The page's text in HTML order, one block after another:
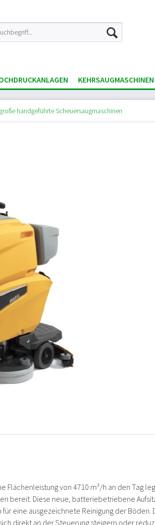
KEHRSAUGMASCHINEN
handgeführte Scheuersaugmaschinen
Flächenleistung von 4710 m²/h an den Tag
bereit. Diese neue, batteriebetriebene
eine ausgezeichnete Reinigung der
direkt an der Steuerung steigern oder